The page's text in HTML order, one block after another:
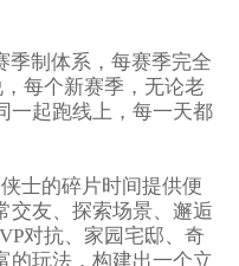
季制体系，每赛季完全
每个新赛季，无论老
一起跑线上，每一天都
士的碎片时间提供便
交友、探索场景、邂逅
对抗、家园宅邸、奇
玩法，构建出一个立